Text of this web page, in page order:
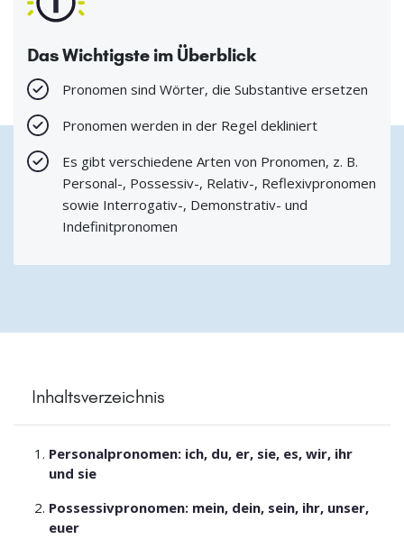
Das Wichtigste im Überblick
Pronomen sind Wörter, die Substantive ersetzen
Pronomen werden in der Regel dekliniert
Es gibt verschiedene Arten von Pronomen, z. B.
Personal-, Possessiv-, Relativ-, Reflexivpronomen
sowie Interrogativ-, Demonstrativ- und
Indefinitpronomen
Inhaltsverzeichnis
Personalpronomen: ich, du, er, sie, es, wir, ihr
und sie
Possessivpronomen: mein, dein, sein, ihr, unser,
euer